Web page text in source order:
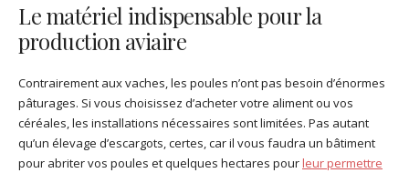
Le matériel indispensable pour la
production aviaire
Contrairement aux vaches, les poules n’ont pas besoin d’énormes
pâturages. Si vous choisissez d’acheter votre aliment ou vos
céréales, les installations nécessaires sont limitées. Pas autant
qu’un élevage d’escargots, certes, car il vous faudra un bâtiment
pour abriter vos poules et quelques hectares pourleur permettre